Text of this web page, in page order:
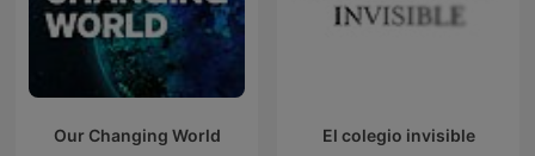
Our Changing World El colegio invisible